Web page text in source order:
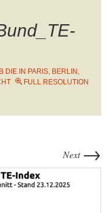
DIE IN PARIS, BERLIN,
FULL RESOLUTION
Next →